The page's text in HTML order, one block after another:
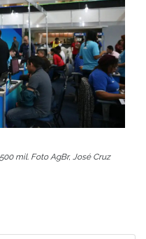
mil. Foto AgBr, José Cruz